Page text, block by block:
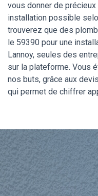
vous donner de
installation possible
trouverez que des
le 59390 pour une
Lannoy, seules des
sur la plateforme. Vous
nos buts, grâce aux
qui permet de chiffrer